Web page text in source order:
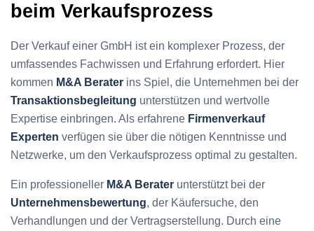
beim Verkaufsprozess
Der Verkauf einer GmbH ist ein komplexer Prozess, der
umfassendes Fachwissen und Erfahrung erfordert. Hier
kommen M&A Berater ins Spiel, die Unternehmen bei der
Transaktionsbegleitung unterstützen und wertvolle
Expertise einbringen. Als erfahrene Firmenverkauf
Experten verfügen sie über die nötigen Kenntnisse und
Netzwerke, um den Verkaufsprozess optimal zu gestalten.
Ein professioneller M&A Berater unterstützt bei der
Unternehmensbewertung, der Käufersuche, den
Verhandlungen und der Vertragserstellung. Durch eine